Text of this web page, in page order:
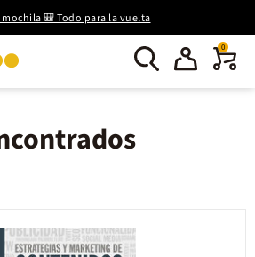
mochila 🎒 Todo para la vuelta
0